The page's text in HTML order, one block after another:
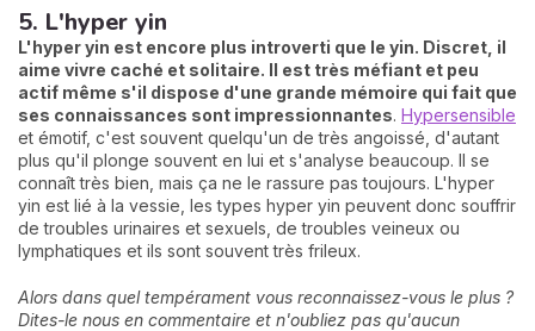
5. L'hyper yin
L'hyper yin est encore plus introverti que le yin. Discret, il
aime vivre caché et solitaire. Il est très méfiant et peu
actif même s'il dispose d'une grande mémoire qui fait que
ses connaissances sont impressionnantes. Hypersensible
et émotif, c'est souvent quelqu'un de très angoissé, d'autant
plus qu'il plonge souvent en lui et s'analyse beaucoup. Il se
connaît très bien, mais ça ne le rassure pas toujours. L'hyper
yin est lié à la vessie, les types hyper yin peuvent donc souffrir
de troubles urinaires et sexuels, de troubles veineux ou
lymphatiques et ils sont souvent très frileux.
Alors dans quel tempérament vous reconnaissez-vous le plus ?
Dites-le nous en commentaire et n'oubliez pas qu'aucun